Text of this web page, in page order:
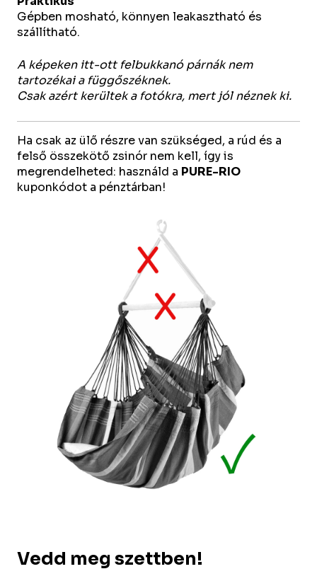
Gépben mosható, könnyen leakasztható és
szállítható.
A képeken itt-ott felbukkanó párnák nem
tartozékai a függőszéknek.
Csak azért kerültek a fotókra, mert jól néznek ki.
Ha csak az ülő részre van szükséged, a rúd és a
felső összekötő zsinór nem kell, így is
megrendelheted: használd a PURE-RIO
kuponkódot a pénztárban!
Vedd meg szettben!